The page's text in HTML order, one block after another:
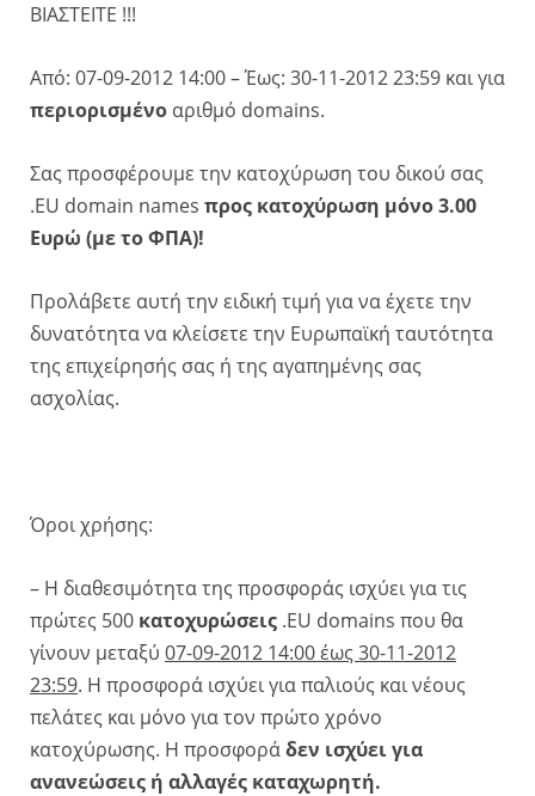
ΒΙΑΣΤΕΙΤΕ !!!
Από: 07-09-2012 14:00 – Έως: 30-11-2012 23:59 και για
περιορισμένο αριθμό domains.
Σας προσφέρουμε την κατοχύρωση του δικού σας
.ΕU domain names προς κατοχύρωση μόνο 3.00
Eυρώ (με το ΦΠΑ)!
Προλάβετε αυτή την ειδική τιμή για να έχετε την
δυνατότητα να κλείσετε την Ευρωπαϊκή ταυτότητα
της επιχείρησής σας ή της αγαπημένης σας
ασχολίας.
Όροι χρήσης:
– Η διαθεσιμότητα της προσφοράς ισχύει για τις
πρώτες 500 κατοχυρώσεις .EU domains που θα
γίνουν μεταξύ 07-09-2012 14:00 έως 30-11-2012
23:59. Η προσφορά ισχύει για παλιούς και νέους
πελάτες και μόνο για τον πρώτο χρόνο
κατοχύρωσης. Η προσφοράδεν ισχύει για
ανανεώσεις ή αλλαγές καταχωρητή.